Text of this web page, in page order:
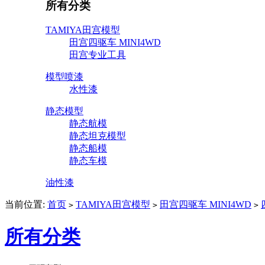
所有分类
TAMIYA田宫模型
田宫四驱车 MINI4WD
田宫专业工具
模型喷漆
水性漆
静态模型
静态航模
静态坦克模型
静态船模
静态车模
油性漆
当前位置: 首页 > TAMIYA田宫模型 > 田宫四驱车 MINI4WD >
所有分类